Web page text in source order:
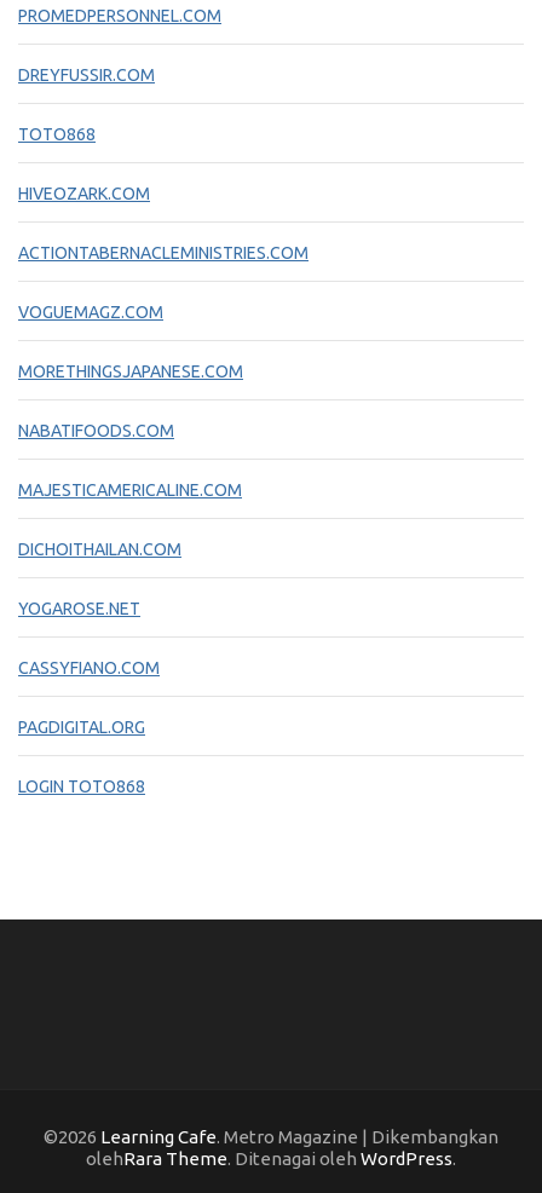
PROMEDPERSONNEL.COM
DREYFUSSIR.COM
TOTO868
HIVEOZARK.COM
ACTIONTABERNACLEMINISTRIES.COM
VOGUEMAGZ.COM
MORETHINGSJAPANESE.COM
NABATIFOODS.COM
MAJESTICAMERICALINE.COM
DICHOITHAILAN.COM
YOGAROSE.NET
CASSYFIANO.COM
PAGDIGITAL.ORG
LOGIN TOTO868
©2026 Learning Cafe. Metro Magazine | Dikembangkan
olehRara Theme. Ditenagai oleh WordPress.